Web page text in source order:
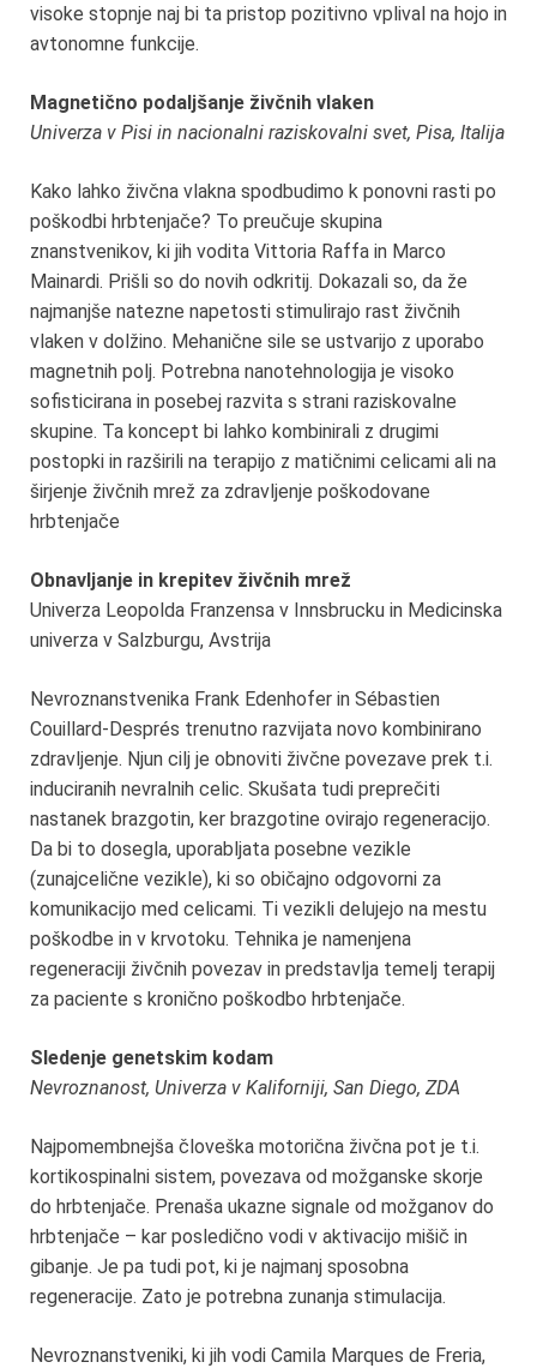
visoke stopnje naj bi ta pristop pozitivno vplival na hojo in
avtonomne funkcije.
Magnetično podaljšanje živčnih vlaken
Univerza v Pisi in nacionalni raziskovalni svet, Pisa, Italija
Kako lahko živčna vlakna spodbudimo k ponovni rasti po
poškodbi hrbtenjače? To preučuje skupina
znanstvenikov, ki jih vodita Vittoria Raffa in Marco
Mainardi. Prišli so do novih odkritij. Dokazali so, da že
najmanjše natezne napetosti stimulirajo rast živčnih
vlaken v dolžino. Mehanične sile se ustvarijo z uporabo
magnetnih polj. Potrebna nanotehnologija je visoko
sofisticirana in posebej razvita s strani raziskovalne
skupine. Ta koncept bi lahko kombinirali z drugimi
postopki in razširili na terapijo z matičnimi celicami ali na
širjenje živčnih mrež za zdravljenje poškodovane
hrbtenjače
Obnavljanje in krepitev živčnih mrež
Univerza Leopolda Franzensa v Innsbrucku in Medicinska
univerza v Salzburgu, Avstrija
Nevroznanstvenika Frank Edenhofer in Sébastien
Couillard-Després trenutno razvijata novo kombinirano
zdravljenje. Njun cilj je obnoviti živčne povezave prek t.i.
induciranih nevralnih celic. Skušata tudi preprečiti
nastanek brazgotin, ker brazgotine ovirajo regeneracijo.
Da bi to dosegla, uporabljata posebne vezikle
(zunajcelične vezikle), ki so običajno odgovorni za
komunikacijo med celicami. Ti vezikli delujejo na mestu
poškodbe in v krvotoku. Tehnika je namenjena
regeneraciji živčnih povezav in predstavlja temelj terapij
za paciente s kronično poškodbo hrbtenjače.
Sledenje genetskim kodam
Nevroznanost, Univerza v Kaliforniji, San Diego, ZDA
Najpomembnejša človeška motorična živčna pot je t.i.
kortikospinalni sistem, povezava od možganske skorje
do hrbtenjače. Prenaša ukazne signale od možganov do
hrbtenjače – kar posledično vodi v aktivacijo mišič in
gibanje. Je pa tudi pot, ki je najmanj sposobna
regeneracije. Zato je potrebna zunanja stimulacija.
Nevroznanstveniki, ki jih vodi Camila Marques de Freria,